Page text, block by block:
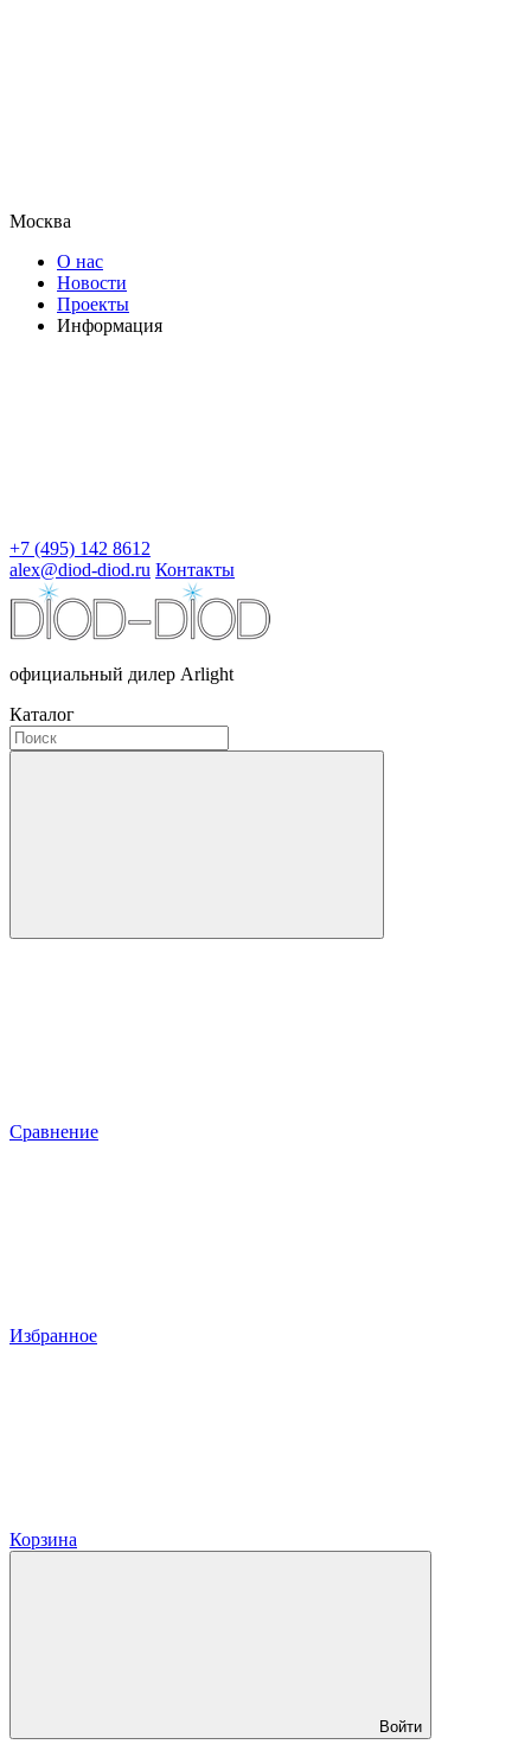
Москва
О нас
Новости
Проекты
Информация
+7 (495) 142 8612
alex@diod-diod.ru Контакты
официальный дилер Arlight
Каталог
Сравнение
Избранное
Корзина
Войти